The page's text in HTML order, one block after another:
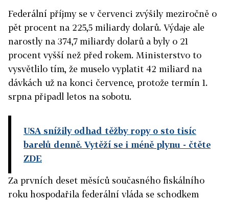
Federální příjmy se v červenci zvýšily meziročně o
pět procent na 225,5 miliardy dolarů. Výdaje ale
narostly na 374,7 miliardy dolarů a byly o 21
procent vyšší než před rokem. Ministerstvo to
vysvětlilo tím, že muselo vyplatit 42 miliard na
dávkách už na konci července, protože termín 1.
srpna připadl letos na sobotu.
USA snížily odhad těžby ropy o sto tisíc
barelů denně. Vytěží se i méně plynu - čtěte
ZDE
Za prvních deset měsíců současného fiskálního
roku hospodařila federální vláda se schodkem